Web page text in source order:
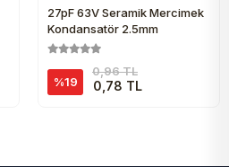
27pF 63V Seramik Mercimek
Kondansatör 2.5mm
%19
0,96 TL
0,78 TL